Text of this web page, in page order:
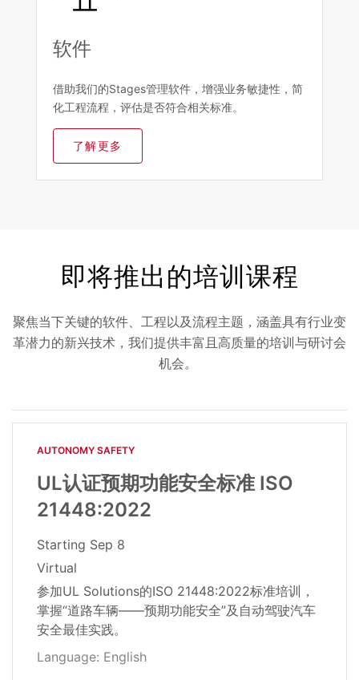
软件
借助我们的Stages管理软件，增强业务敏捷性，简
化工程流程，评估是否符合相关标准。
了解更多
即将推出的培训课程
聚焦当下关键的软件、工程以及流程主题，涵盖具有行业变
革潜力的新兴技术，我们提供丰富且高质量的培训与研讨会
机会。
AUTONOMY SAFETY
UL认证预期功能安全标准 ISO
21448:2022
Starting Sep 8
Virtual
参加UL Solutions的ISO 21448:2022标准培训，
掌握“道路车辆——预期功能安全”及自动驾驶汽车
安全最佳实践。
Language: English